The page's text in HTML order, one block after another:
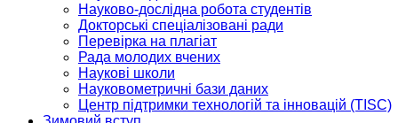
Науково-дослідна робота студентів
Докторські спеціалізовані ради
Перевірка на плагіат
Рада молодих вчених
Наукові школи
Науковометричні бази даних
Центр підтримки технологій та інновацій (TISC)